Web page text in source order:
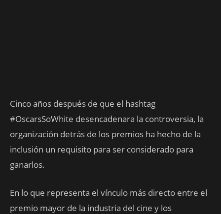
Cinco años después de que el hashtag
#OscarsSoWhite desencadenara la controversia, la
organización detrás de los premios ha hecho de la
inclusión un requisito para ser considerado para
ganarlos.
En lo que representa el vínculo más directo entre el
premio mayor de la industria del cine y los